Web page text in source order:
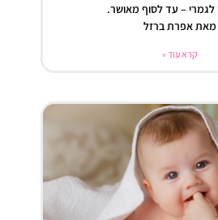
– עד לסוף מאושר.
מאת אפרת ברזל
קרא עוד »